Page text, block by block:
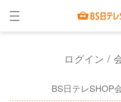
ログイン /
BS日テレSHOP